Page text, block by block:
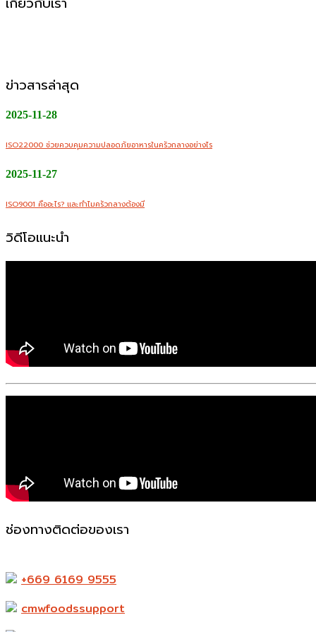
ข่าวสารล่าสุด
2025-11-28
ISO22000 ช่วยควบคุมความปลอดภัยอาหารในครัวกลางอย่างไร
2025-11-27
ISO9001 คืออะไร? และทำไมครัวกลางต้องมี
วิดีโอแนะนำ
ช่องทางติดต่อของเรา
+669 6169 9555
cmwfoodssupport